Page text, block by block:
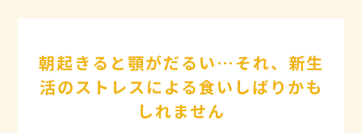
朝起きると顎がだるい…それ、新生
活のストレスによる食いしばりかも
しれません